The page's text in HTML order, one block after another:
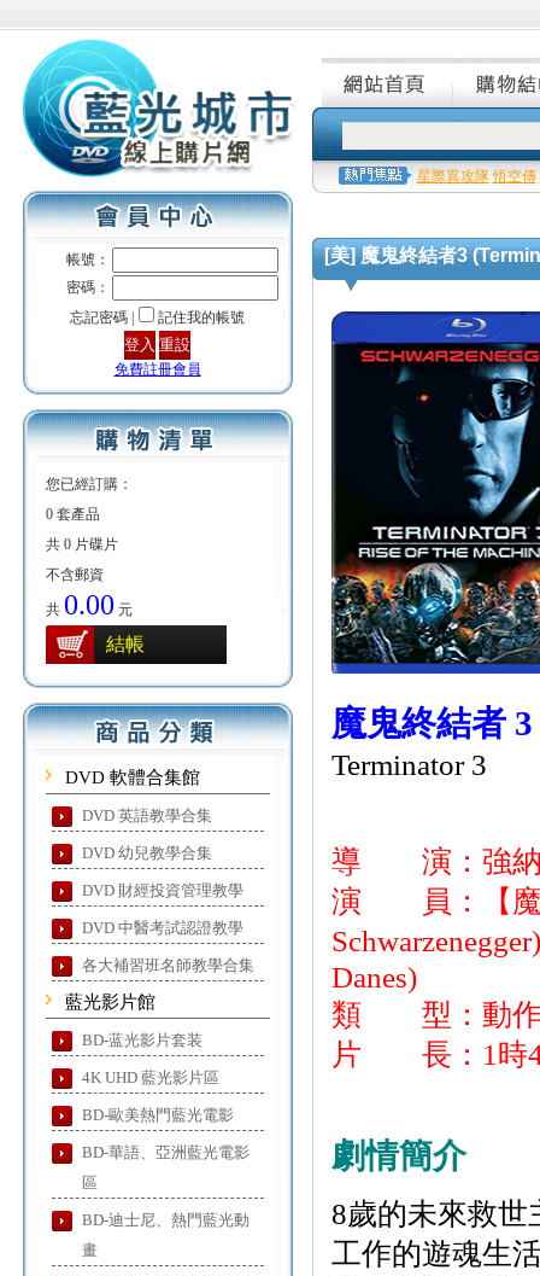
帳號：
密碼：
忘記密碼 |
記住我的帳號
免費註冊會員
您已經訂購：
0 套產品
共 0 片碟片
不含郵資
共 0.00 元
結帳
DVD 軟體合集館
DVD 英語教學合集
DVD 幼兒教學合集
DVD 財經投資管理教學
DVD 中醫考試認證教學
各大補習班名師教學合集
藍光影片館
BD-蓝光影片套装
4K UHD 藍光影片區
BD-歐美熱門藍光電影
BD-華語、亞洲藍光電影
區
BD-迪士尼、熱門藍光動
畫
星際異攻隊 悟空傳
[美] 魔鬼終結者3
魔鬼終結者 3
Terminator 3
導 演：強納
演 員：【魔
Danes)
類 型：動作
片 長：1時
劇情簡介
8歲的未來救世
工作的遊魂生